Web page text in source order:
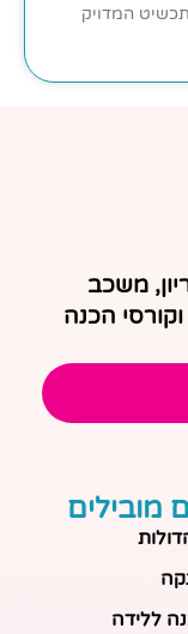
המדויק
משכב
הכנה
מובילים
ללידה